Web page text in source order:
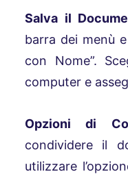
Salva il
barra dei menù e
con Nome”.
computer e
Opzioni di
condividere il
utilizzare